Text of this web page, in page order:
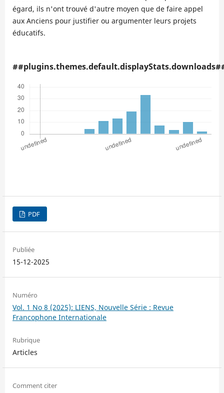
égard, ils n'ont trouvé d'autre moyen que de faire appel
aux Anciens pour justifier ou argumenter leurs projets
éducatifs.
PDF
Publiée
15-12-2025
Numéro
Vol. 1 No 8 (2025): LIENS, Nouvelle Série : Revue
Francophone Internationale
Rubrique
Articles
Comment citer